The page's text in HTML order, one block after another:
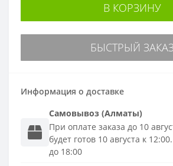
В КОРЗИНУ
БЫСТРЫЙ ЗАКАЗ
Информация о доставке
Самовывоз (Алматы)
При оплате заказа до 10
будет готов 10 августа к
до 18:00